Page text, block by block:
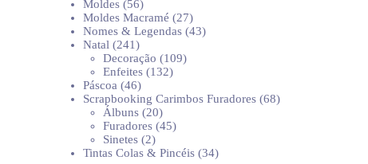
Moldes 5656
produtos
Moldes Macramé 2727
produtos
Nomes & Legendas 4343
Natal 241241
produtos
Decoração 109109
Enfeites 132132
Páscoa 4646
produtos
Scrapbooking Carimbos Furadores 6868
Álbuns 2020
produtos
Furadores 4545
Sinetes 22
produtos
Tintas Colas & Pincéis 3434